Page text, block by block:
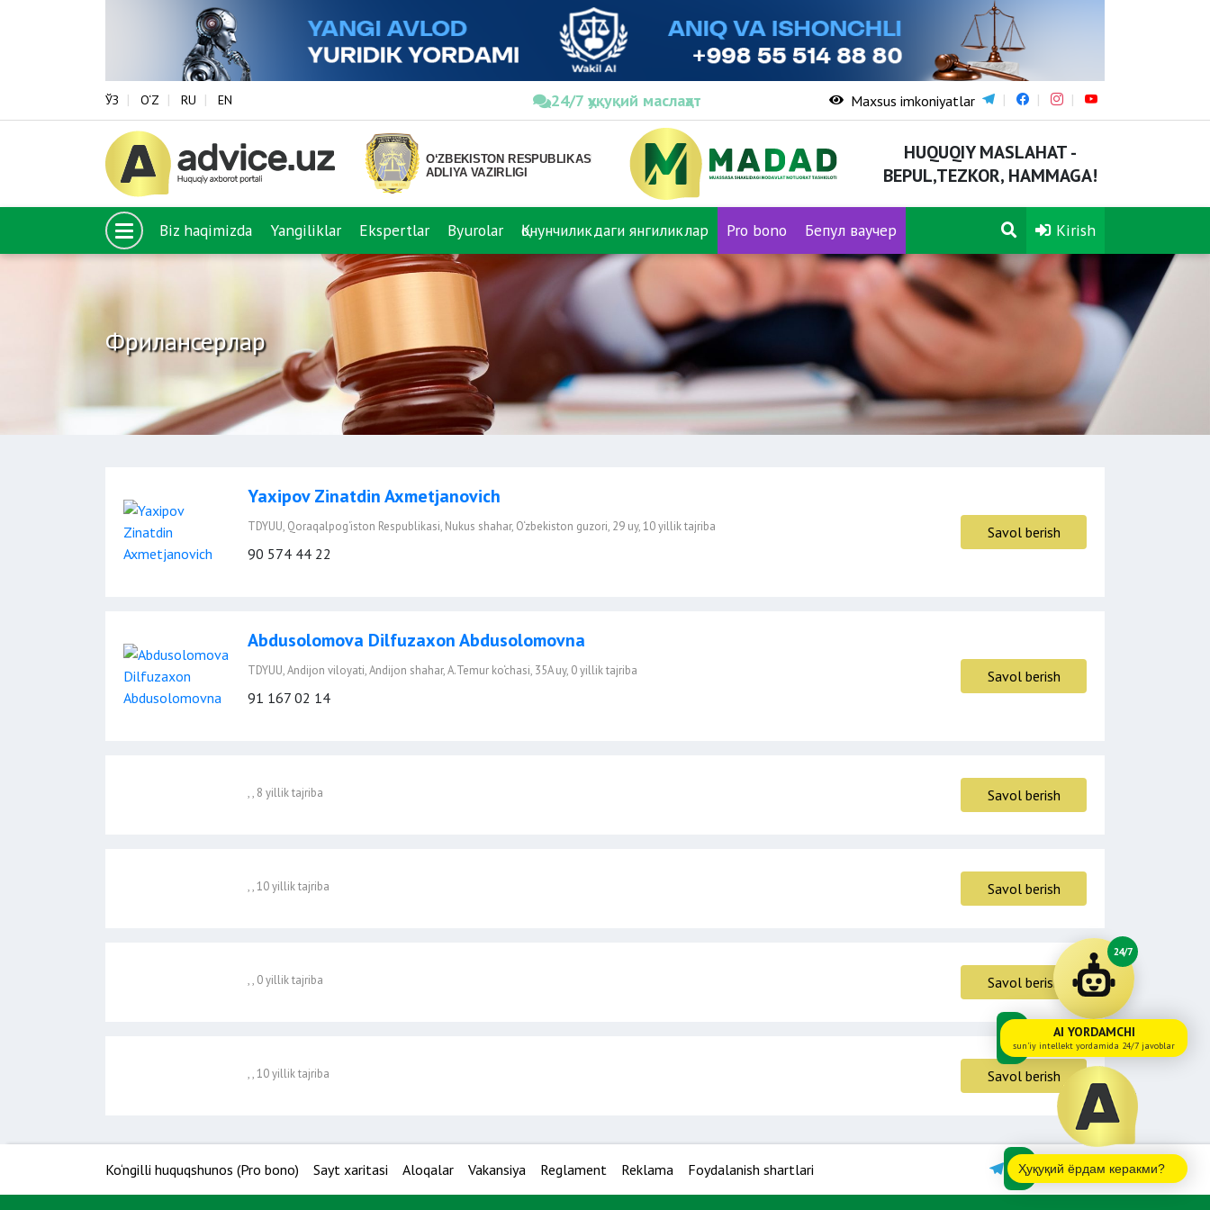
ЎЗ O‘Z RU EN 24/7 ҳуқуқий маслаҳат Maxsus imkoniyatlar
HUQUQIY MASLAHAT -
BEPUL,TEZKOR, HAMMAGA!
Biz haqimizda Yangiliklar Ekspertlar Byurolar Қонунчиликдаги янгиликлар Pro bono Бепул ваучер Kirish
Фрилансерлар
Yaxipov Zinatdin Axmetjanovich
TDYUU, Qoraqalpog‘iston Respublikasi, Nukus shahar, O‘zbekiston guzori, 29 uy, 10 yillik tajriba
90 574 44 22
Savol berish
Abdusolomova Dilfuzaxon Abdusolomovna
TDYUU, Andijon viloyati, Andijon shahar, A.Temur ko‘chasi, 35A uy, 0 yillik tajriba
91 167 02 14
Savol berish
, , 8 yillik tajriba Savol berish
, , 10 yillik tajriba Savol berish
, , 0 yillik tajriba Savol berish
, , 10 yillik tajriba Savol berish
Ko‘ngilli huquqshunos (Pro bono) Sayt xaritasi Aloqalar Vakansiya Reglament Reklama Foydalanish shartlari Ҳуқуқий ёрдам керакми?
24/7
AI YORDAMCHI
sun'iy intellekt yordamida 24/7 javoblar